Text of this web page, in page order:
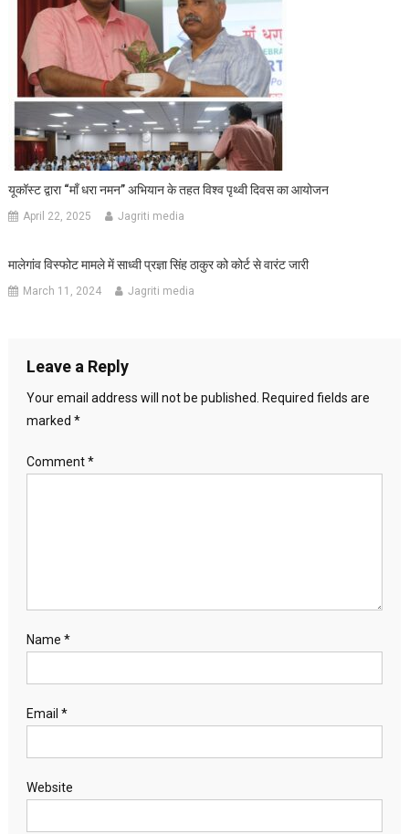
यूकॉस्ट द्वारा “माँ धरा नमन” अभियान के तहत विश्व पृथ्वी दिवस का आयोजन
April 22, 2025 Jagriti media
मालेगांव विस्फोट मामले में साध्वी प्रज्ञा सिंह ठाकुर को कोर्ट से वारंट जारी
March 11, 2024 Jagriti media
Leave a Reply
Your email address will not be published.
Required fields are
marked *
Comment*
Name *
Email *
Website